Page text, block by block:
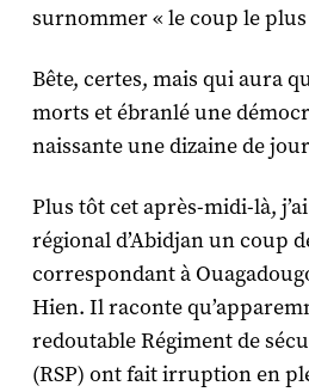
surnommer « le coup le plus
Bête, certes, mais qui aura
morts et ébranlé une
naissante une dizaine de
Plus tôt cet après-midi-là,
régional d’Abidjan un coup
correspondant à
Hien. Il raconte
redoutable Régiment de
(RSP) ont fait irruption en